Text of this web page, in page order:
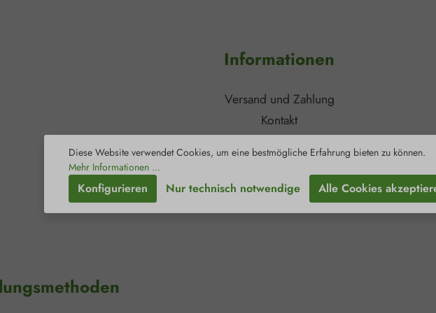
Informationen
Versand und Zahlung
Kontakt
Zertifizierungen
Retouren & Reklamationen
Diese Website verwendet Cookies, um eine bestmögliche Erfahrung bieten zu können.
Mehr Informationen ...
Nur technisch notwendige
Konfigurieren Alle Cookies